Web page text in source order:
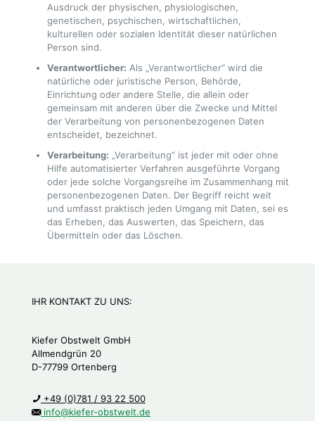
Ausdruck der physischen, physiologischen,
genetischen, psychischen, wirtschaftlichen,
kulturellen oder sozialen Identität dieser natürlichen
Person sind.
Verantwortlicher: Als „Verantwortlicher“ wird die
natürliche oder juristische Person, Behörde,
Einrichtung oder andere Stelle, die allein oder
gemeinsam mit anderen über die Zwecke und Mittel
der Verarbeitung von personenbezogenen Daten
entscheidet, bezeichnet.
Verarbeitung: „Verarbeitung“ ist jeder mit oder ohne
Hilfe automatisierter Verfahren ausgeführte Vorgang
oder jede solche Vorgangsreihe im Zusammenhang mit
personenbezogenen Daten. Der Begriff reicht weit
und umfasst praktisch jeden Umgang mit Daten, sei es
das Erheben, das Auswerten, das Speichern, das
Übermitteln oder das Löschen.
IHR KONTAKT ZU UNS:
Kiefer Obstwelt GmbH
Allmendgrün 20
D-77799 Ortenberg
+49 (0)781 / 93 22 500
info@kiefer-obstwelt.de